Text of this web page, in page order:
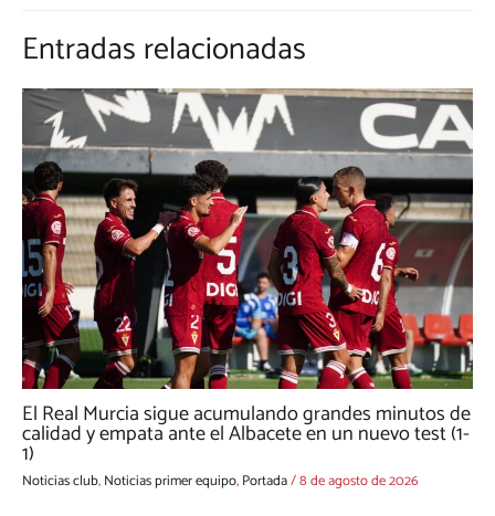
Entradas relacionadas
El Real Murcia sigue acumulando grandes minutos de
calidad y empata ante el Albacete en un nuevo test (1-
1)
Noticias club,Noticias primer equipo,Portada/8 de agosto de 2026